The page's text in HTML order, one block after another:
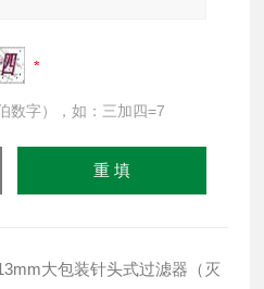
数字），如：三加四=7
大包装针头式过滤器（灭